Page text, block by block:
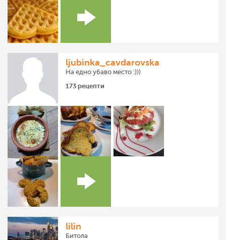
ljubinka_cavdarovska
На едно убаво место :)))
173 рецепти
lilin
Битола